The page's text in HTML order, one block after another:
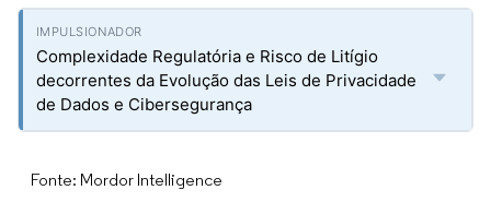
Complexidade Regulatória e Risco de Litígio
decorrentes da Evolução das Leis de Privacidade
de Dados e Cibersegurança
Fonte: Mordor Intelligence